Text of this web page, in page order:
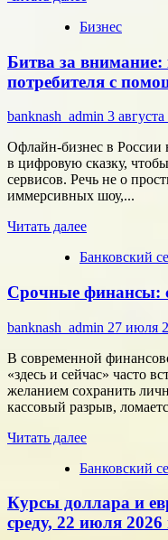
о
сотрудников:
как
собрать
команду,
которая
работает
на
результат
Бизнес
Битва за внимание:
потребителя с
banknash_admin 3
Офлайн-бизнес в России
в цифровую сказку,
сервисов. Речь не о
иммерсивных шоу,...
Читать далееПрочитать
о
за
внимание:
как
удивить
потребителя
с
помощью
технологий
Банковский
Срочные финансы:
banknash_admin 27 июля
В современной
«здесь и сейчас» часто
желанием сохранить
кассовый разрыв,
Читать далееПрочитать
о
финансы:
скорость
против
Банковский
Курсы доллара и
среду, 22 июля 2026